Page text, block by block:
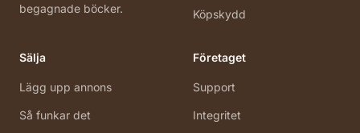
begagnade böcker.
Köpskydd
Sälja
Lägg upp annons
Så funkar det
Företaget
Support
Integritet